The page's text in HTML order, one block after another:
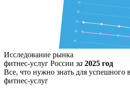
Исследование рынка
фитнес-услуг Россииза 2025 год
Все, что нужно знать для успешного
фитнес-услуг